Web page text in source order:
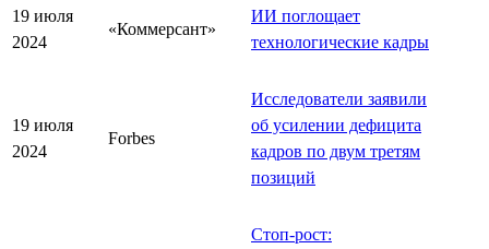
19 июля
2024
«Коммерсант»
ИИ поглощает
технологические кадры
19 июля
2024
Forbes
Исследователи заявили
об усилении дефицита
кадров по двум третям
позиций
Стоп-рост: